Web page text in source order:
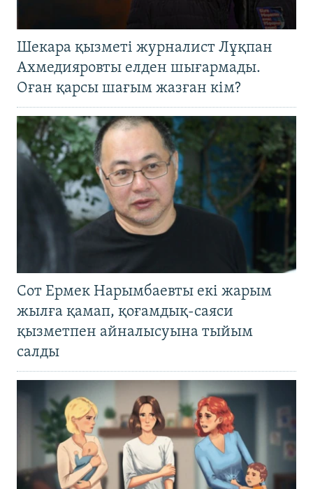
Шекара қызметі журналист Лұқпан
Ахмедияровты елден шығармады.
Оған қарсы шағым жазған кім?
Сот Ермек Нарымбаевты екі жарым
жылға қамап, қоғамдық-саяси
қызметпен айналысуына тыйым
салды